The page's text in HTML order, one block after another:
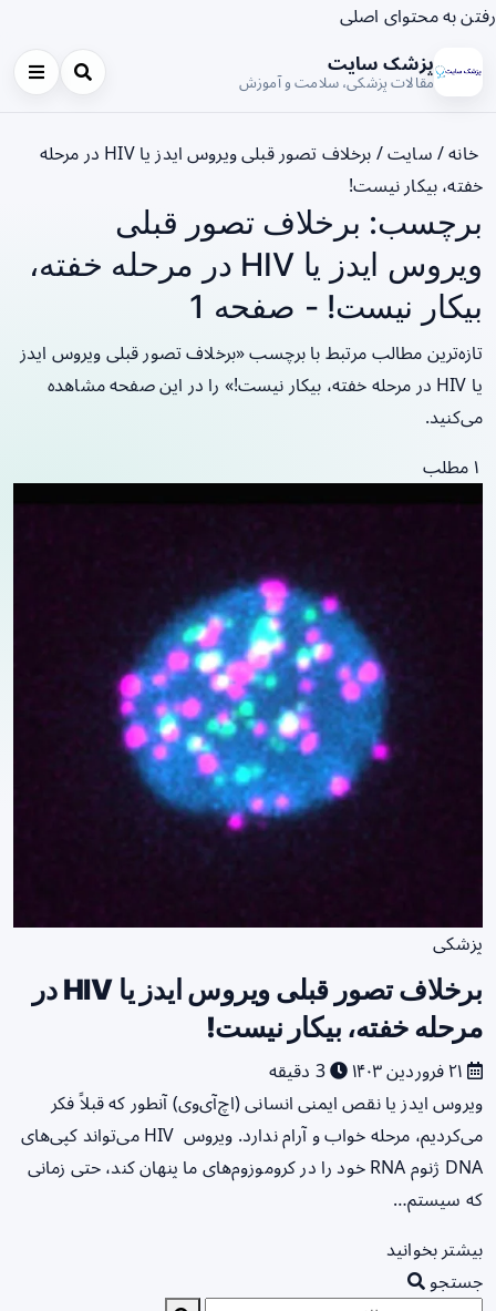
رفتن به محتوای اصلی
پزشک سایت
مقالات پزشکی، سلامت و آموزش
خانه/ سایت/
برخلاف تصور قبلی ویروس ایدز یا HIV در مرحله
خفته، بیکار نیست!
برچسب: برخلاف تصور قبلی
ویروس ایدز یا HIV در مرحله خفته،
بیکار نیست! - صفحه 1
تازه‌ترین مطالب مرتبط با برچسب «برخلاف تصور قبلی ویروس ایدز
یا HIV در مرحله خفته، بیکار نیست!» را در این صفحه مشاهده
می‌کنید.
۱ مطلب
پزشکی
برخلاف تصور قبلی ویروس ایدز یا HIV در
مرحله خفته، بیکار نیست!
3 دقیقه
ویروس ایدز یا نقص ایمنی انسانی (اچ‌آی‌وی) آنطور که قبلاً فکر
می‌کردیم، مرحله خواب و آرام ندارد. ویروس‌ HIV می‌تواند کپی‌های
DNA ژنوم RNA خود را در کروموزوم‌های ما پنهان کند، حتی زمانی
که سیستم…
بیشتر بخوانید
جستجو